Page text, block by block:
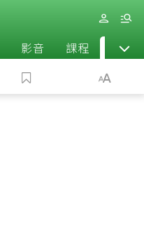
影音 課程 退休